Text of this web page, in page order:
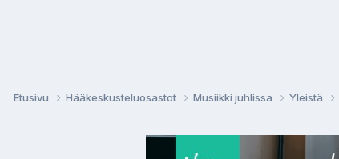
Etusivu Hääkeskusteluosastot Musiikki juhlissa Yleistä